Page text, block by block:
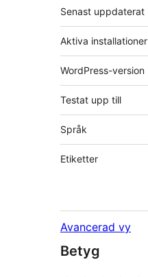
Senast uppdaterat
Aktiva installationer
WordPress-version
Testat upp till
Språk
Etiketter
Avancerad vy
Betyg